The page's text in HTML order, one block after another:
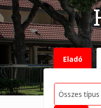
Eladó
Összes típus